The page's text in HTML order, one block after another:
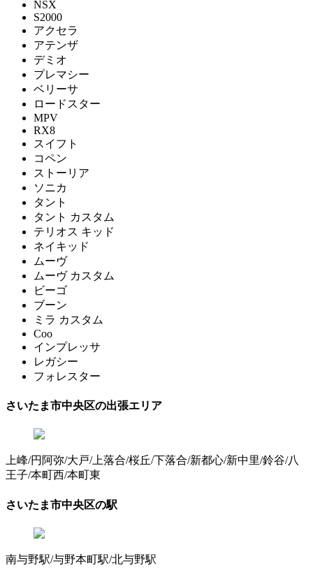
NSX
S2000
アクセラ
アテンザ
デミオ
プレマシー
ベリーサ
ロードスター
MPV
RX8
スイフト
コペン
ストーリア
ソニカ
タント
タント カスタム
テリオス キッド
ネイキッド
ムーヴ
ムーヴ カスタム
ビーゴ
ブーン
ミラ カスタム
Coo
インプレッサ
レガシー
フォレスター
さいたま市中央区の出張エリア
上峰/円阿弥/大戸/上落合/桜丘/下落合/新都心/新中里/鈴谷/八
王子/本町西/本町東
さいたま市中央区の駅
南与野駅/与野本町駅/北与野駅